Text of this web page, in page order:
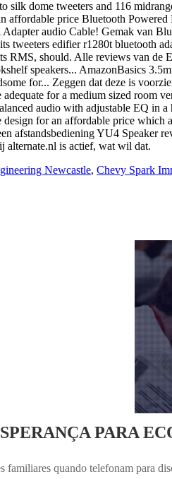
Newcastle, Chevy Spark
PARA
familiares quando telefonam para